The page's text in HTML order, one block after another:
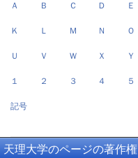
Ａ Ｂ Ｃ Ｄ Ｅ
Ｋ Ｌ Ｍ Ｎ Ｏ
Ｕ Ｖ Ｗ Ｘ Ｙ
１ ２ ３ ４ ５
記号
天理大学のページの著作権